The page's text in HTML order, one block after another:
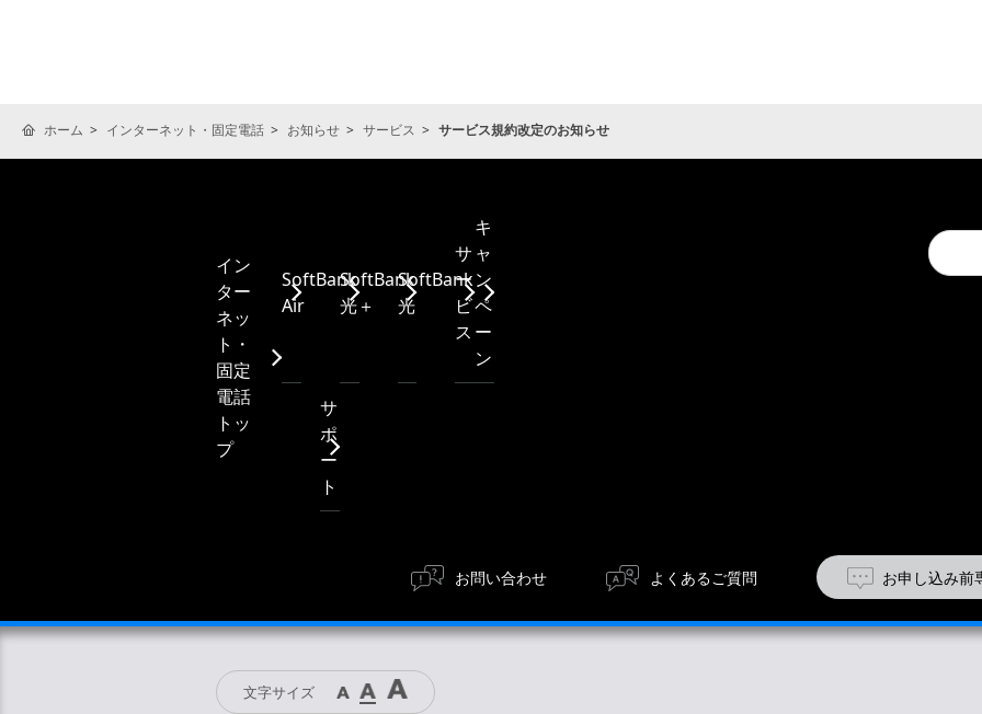
ホーム インターネット・固定電話 お知らせ サービス サービス規約改定のお知らせ
Conduct
a
search
イン
ター
ネッ
ト・
固定
電話
トッ
プ
SoftBank
Air
SoftBank
光＋
SoftBank
光
サ
ー
ビ
ス
キ
ャ
ン
ペ
ー
ン
サ
ポ
ー
ト
お問い合わせ よくあるご質問 お申し込み前
文字サイズ